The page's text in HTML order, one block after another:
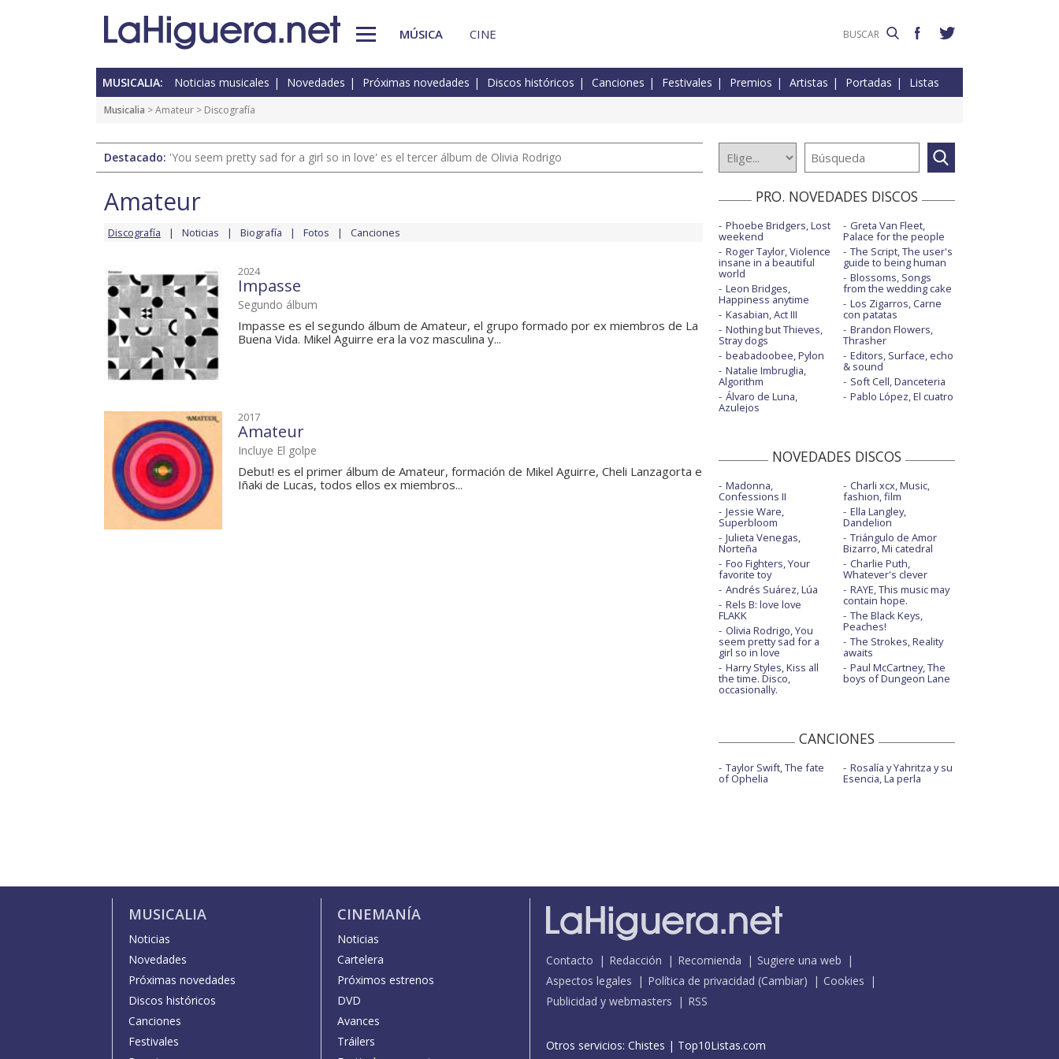
MÚSICA CINE
MUSICALIA: Noticias musicales Novedades Próximas novedades Discos históricos Canciones Festivales Premios Artistas Portadas Listas
Musicalia >Amateur > Discografía
Destacado: 'You seem pretty sad for a girl so in love' es el tercer álbum de Olivia Rodrigo
Amateur
Discografía Noticias Biografía Fotos Canciones
2024
Impasse
Segundo álbum
Impasse es el segundo álbum de Amateur, el grupo formado por ex miembros de La
Buena Vida. Mikel Aguirre era la voz masculina y...
2017
Amateur
Incluye El golpe
Debut! es el primer álbum de Amateur, formación de Mikel Aguirre, Cheli Lanzagorta e
Iñaki de Lucas, todos ellos ex miembros...
PRO. NOVEDADES DISCOS
Phoebe Bridgers, Lost
weekend
Roger Taylor, Violence
insane in a beautiful
world
Leon Bridges,
Happiness anytime
Kasabian, Act III
Nothing but Thieves,
Stray dogs
beabadoobee, Pylon
Natalie Imbruglia,
Algorithm
Álvaro de Luna,
Azulejos
Greta Van Fleet,
Palace for the people
The Script, The user's
guide to being human
Blossoms, Songs
from the wedding cake
Los Zigarros, Carne
con patatas
Brandon Flowers,
Thrasher
Editors, Surface, echo
& sound
Soft Cell, Danceteria
Pablo López, El cuatro
NOVEDADES DISCOS
Madonna,
Confessions II
Jessie Ware,
Superbloom
Julieta Venegas,
Norteña
Foo Fighters, Your
favorite toy
Andrés Suárez, Lúa
Rels B: love love
FLAKK
Olivia Rodrigo, You
seem pretty sad for a
girl so in love
Harry Styles, Kiss all
the time. Disco,
occasionally.
Charli xcx, Music,
fashion, film
Ella Langley,
Dandelion
Triángulo de Amor
Bizarro, Mi catedral
Charlie Puth,
Whatever's clever
RAYE, This music may
contain hope.
The Black Keys,
Peaches!
The Strokes, Reality
awaits
Paul McCartney, The
boys of Dungeon Lane
CANCIONES
Taylor Swift, The fate
of Ophelia
Rosalía y Yahritza y su
Esencia, La perla
MUSICALIA
Noticias
Novedades
Próximas novedades
Discos históricos
Canciones
Festivales
CINEMANÍA
Noticias
Cartelera
Próximos estrenos
DVD
Avances
Tráilers
Contacto Redacción Recomienda
Sugiere una web
Aspectos legales
Política de privacidad (Cambiar)
Cookies
Publicidad y webmasters
RSS
Otros servicios: Chistes | Top10Listas.com